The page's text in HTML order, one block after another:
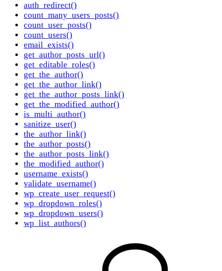
auth_redirect()
count_many_users_posts()
count_user_posts()
count_users()
email_exists()
get_author_posts_url()
get_editable_roles()
get_the_author()
get_the_author_link()
get_the_author_posts_link()
get_the_modified_author()
is_multi_author()
sanitize_user()
the_author_link()
the_author_posts()
the_author_posts_link()
the_modified_author()
username_exists()
validate_username()
wp_create_user_request()
wp_dropdown_roles()
wp_dropdown_users()
wp_list_authors()